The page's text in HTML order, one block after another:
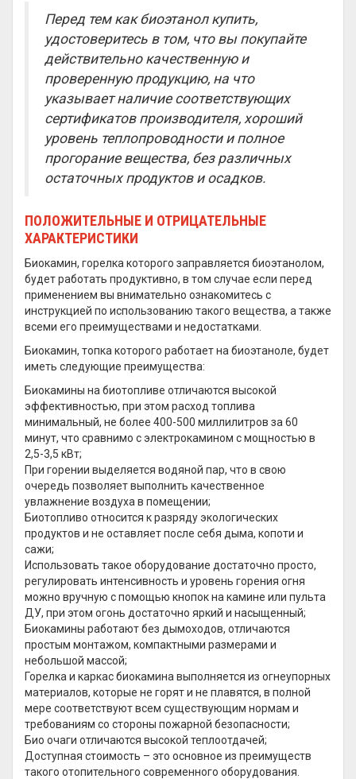
Перед тем как биоэтанол купить,
удостоверитесь в том, что вы покупайте
действительно качественную и
проверенную продукцию, на что
указывает наличие соответствующих
сертификатов производителя, хороший
уровень теплопроводности и полное
прогорание вещества, без различных
остаточных продуктов и осадков.
ПОЛОЖИТЕЛЬНЫЕ И ОТРИЦАТЕЛЬНЫЕ
ХАРАКТЕРИСТИКИ
Биокамин, горелка которого заправляется биоэтанолом,
будет работать продуктивно, в том случае если перед
применением вы внимательно ознакомитесь с
инструкцией по использованию такого вещества, а также
всеми его преимуществами и недостатками.
Биокамин, топка которого работает на биоэтаноле, будет
иметь следующие преимущества:
Биокамины на биотопливе отличаются высокой
эффективностью, при этом расход топлива
минимальный, не более 400-500 миллилитров за 60
минут, что сравнимо с электрокамином с мощностью в
2,5-3,5 кВт;
При горении выделяется водяной пар, что в свою
очередь позволяет выполнить качественное
увлажнение воздуха в помещении;
Биотопливо относится к разряду экологических
продуктов и не оставляет после себя дыма, копоти и
сажи;
Использовать такое оборудование достаточно просто,
регулировать интенсивность и уровень горения огня
можно вручную с помощью кнопок на камине или пульта
ДУ, при этом огонь достаточно яркий и насыщенный;
Биокамины работают без дымоходов, отличаются
простым монтажом, компактными размерами и
небольшой массой;
Горелка и каркас биокамина выполняется из огнеупорных
материалов, которые не горят и не плавятся, в полной
мере соответствуют всем существующим нормам и
требованиям со стороны пожарной безопасности;
Био очаги отличаются высокой теплоотдачей;
Доступная стоимость – это основное из преимуществ
такого отопительного современного оборудования.